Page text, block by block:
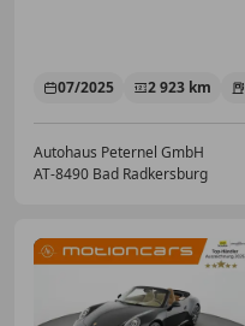
07/2025 2 923 km
Autohaus Peternel GmbH
AT-8490 Bad Radkersburg